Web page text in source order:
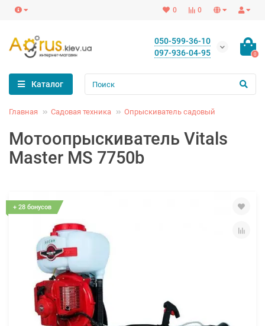
0
0
050-599-36-10
097-936-04-95
0
Каталог
Главная Садовая техника Опрыскиватель садовый
Мотоопрыскиватель Vitals
Master MS 7750b
+ 28 бонусов